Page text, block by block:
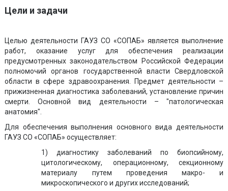
Цели и задачи
Целью деятельности ГАУЗ СО «СОПАБ» является выполнение
работ, оказание услуг для обеспечения реализации
предусмотренных законодательством Российской Федерации
полномочий органов государственной власти Свердловской
области в сфере здравоохранения. Предмет деятельности –
прижизненная диагностика заболеваний, установление причин
смерти. Основной вид деятельности – "патологическая
анатомия".
Для обеспечения выполнения основного вида деятельности
ГАУЗ СО «СОПАБ» осуществляет:
1) диагностику заболеваний по биопсийному,
цитологическому, операционному, секционному
материалу путем проведения макро- и
микроскопического и других исследований;